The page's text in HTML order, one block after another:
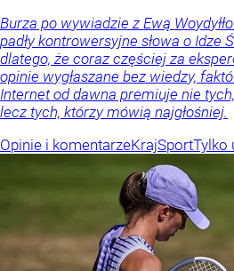
Burza po wywiadzie z Ewą
padły kontrowersyjne słowa o Idze
dlatego, że coraz częściej za
opinie wygłaszane bez wiedzy,
Internet od dawna premiuje nie
lecz tych, którzy mówią najgłośniej.
Opinie i komentarzeKrajSportTylko